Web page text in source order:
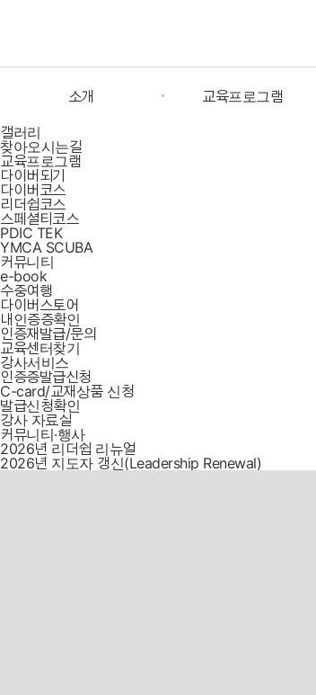
소개
소개/역사
교육이념
공지/행사소식
찾아오시는길
교육프로그램
갤러리
찾아오시는길
교육프로그램
다이버되기
다이버코스
리더쉽코스
스페셜티코스
PDIC TEK
YMCA SCUBA
커뮤니티
e-book
수중여행
다이버스토어
내인증증확인
인증재발급/문의
교육센터찾기
강사서비스
인증증발급신청
C-card/교재상품 신청
발급신청확인
강사 자료실
커뮤니티·행사
2026년 리더쉽 리뉴얼
2026년 지도자 갱신(Leadership Renewal)